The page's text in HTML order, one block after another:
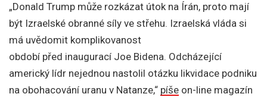
„Donald Trump může rozkázat útok na Írán, proto mají
být Izraelské obranné síly ve střehu. Izraelská vláda si
má uvědomit komplikovanost
období před inaugurací Joe Bidena. Odcházející
americký lídr nejednou nastolil otázku likvidace podniku
na obohacování uranu v Natanze,“ píše on-line magazín